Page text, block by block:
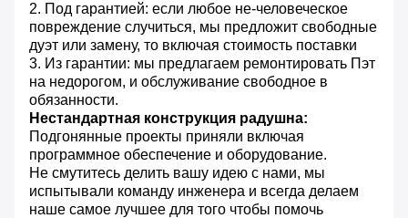
2. Под гарантией: если любое не-человеческое
повреждение случиться, мы предложит свободные
дуэт или замену, то включая стоимость поставки
3. Из гарантии: мы предлагаем ремонтировать Пэт
на недорогом, и обслуживание свободное в
обязанности.
Нестандартная конструкция радушна:
Подгонянные проекты приняли включая
программное обеспечение и оборудование.
Не смутитесь делить вашу идею с нами, мы
испытывали команду инженера и всегда делаем
наше самое лучшее для того чтобы помочь